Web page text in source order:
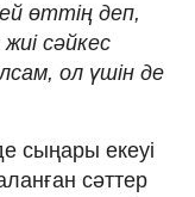
өттің деп,
сәйкес
ол үшін де
сыңары екеуі
сәттер